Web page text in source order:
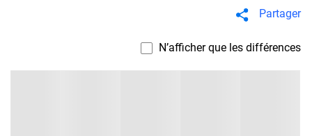
Partager
N’afficher que les différences